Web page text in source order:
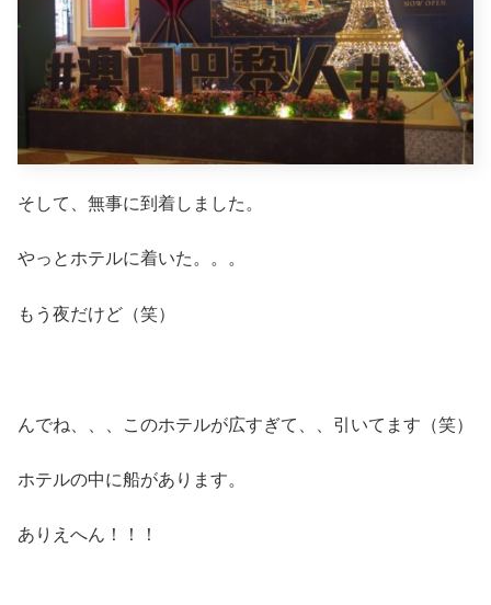
そして、無事に到着しました。
やっとホテルに着いた。。。
もう夜だけど（笑）
んでね、、、このホテルが広すぎて、、引いてます（笑）
ホテルの中に船があります。
ありえへん！！！